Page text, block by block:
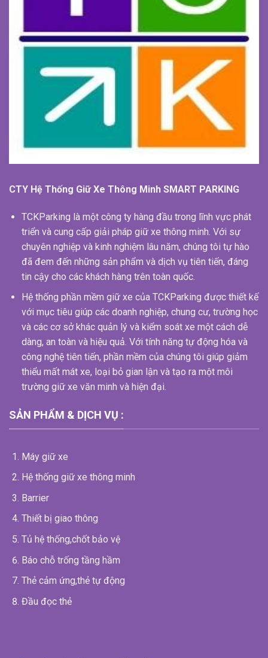
CTY Hệ Thống Giữ Xe Thông Minh SMART PARKING
TCKParking là một công ty hàng đầu trong lĩnh vực phát
triển và cung cấp giải pháp giữ xe thông minh. Với sự
chuyên nghiệp và kinh nghiệm lâu năm, chúng tôi tự hào
đã đem đến những sản phẩm và dịch vụ tiên tiến, đáng
tin cậy cho các khách hàng trên toàn quốc.
Hệ thống phần mềm giữ xe của TCKParking được thiết kế
với mục tiêu giúp các doanh nghiệp, chung cư, trường học
và các cơ sở khác quản lý và kiểm soát xe một cách dễ
dàng, an toàn và hiệu quả. Với tính năng tự động hóa và
công nghệ tiên tiến, phần mềm của chúng tôi giúp giảm
thiểu mất mát xe, loại bỏ gian lận và tạo ra một môi
trường giữ xe văn minh và hiện đại.
SẢN PHẨM & DỊCH VỤ :
Máy giữ xe
Hệ thống giữ xe thông minh
Barrier
Thiết bị giao thông
Tủ hệ thống,chốt bảo vệ
Báo chỗ trống tầng hầm
Thẻ cảm ứng,thẻ tự động
Đầu đọc thẻ